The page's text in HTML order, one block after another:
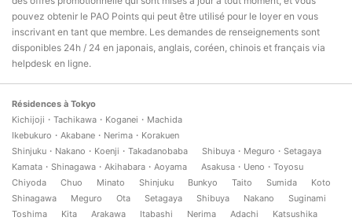
pouvez obtenir le PAO Points qui peut être utilisé pour le loyer en vous
inscrivant en tant que membre. Les demandes de renseignements sont
disponibles 24h / 24 en japonais, anglais, coréen, chinois et français via
helpdesk en ligne.
Résidences à Tokyo
Kichijoji・Tachikawa・Koganei・Machida
Ikebukuro・Akabane・Nerima・Korakuen
Shinjuku・Nakano・Koenji・Takadanobaba
Shibuya・Meguro・Setagaya
Kamata・Shinagawa・Akihabara・Aoyama
Asakusa・Ueno・Toyosu
Chiyoda
Chuo Minato Shinjuku Bunkyo Taito Sumida
Koto
Shinagawa
Meguro Ota Setagaya Shibuya Nakano
Suginami
Toshima
Kita Arakawa Itabashi Nerima Adachi
Katsushika